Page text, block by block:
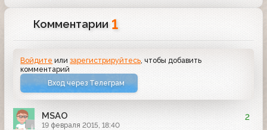
Комментарии 1
Войдите илизарегистрируйтесь , чтобы добавить
комментарий
Вход через Телеграм
MSAO
19 февраля 2015, 18:40
2